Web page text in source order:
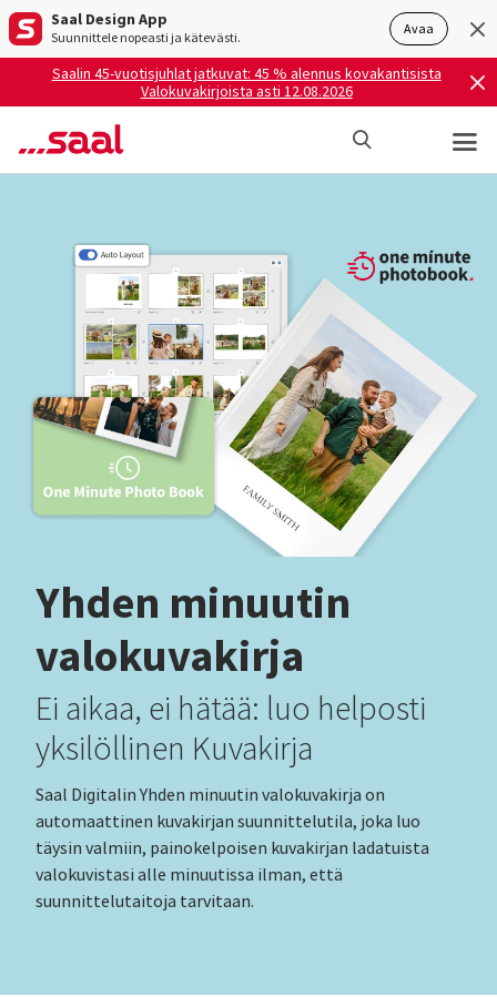
Saal Design App
Suunnittele nopeasti ja kätevästi. Avaa
Saalin 45-vuotisjuhlat jatkuvat: 45 % alennus kovakantisista
Valokuvakirjoista asti 12.08.2026
Yhden minuutin
valokuvakirja
Ei aikaa, ei hätää: luo helposti
yksilöllinen Kuvakirja
Saal Digitalin Yhden minuutin valokuvakirja on
automaattinen kuvakirjan suunnittelutila, joka luo
täysin valmiin, painokelpoisen kuvakirjan ladatuista
valokuvistasi alle minuutissa ilman, että
suunnittelutaitoja tarvitaan.